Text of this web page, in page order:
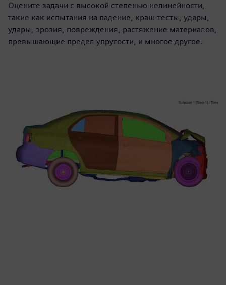
Оцените задачи с высокой степенью нелинейности,
такие как испытания на падение, краш-тесты, удары,
удары, эрозия, повреждения, растяжение материалов,
превышающие предел упругости, и многое другое.